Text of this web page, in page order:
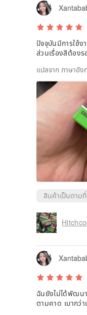
ปัจจุบันมีการใช้
ส่วนเรื่องสีต้อง
แปลจาก ภาษาอัง
สินค้าเป็นตาม
ฉันยังไม่ได้พัฒน
ตามคาด เบากว่